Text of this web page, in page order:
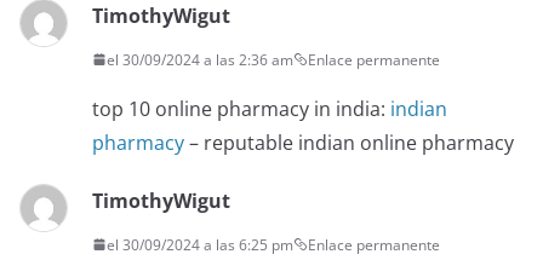
TimothyWigut
el 30/09/2024 a las 2:36 am Enlace permanente
top 10 online pharmacy in india: indian
pharmacy– reputable indian online pharmacy
TimothyWigut
el 30/09/2024 a las 6:25 pm Enlace permanente